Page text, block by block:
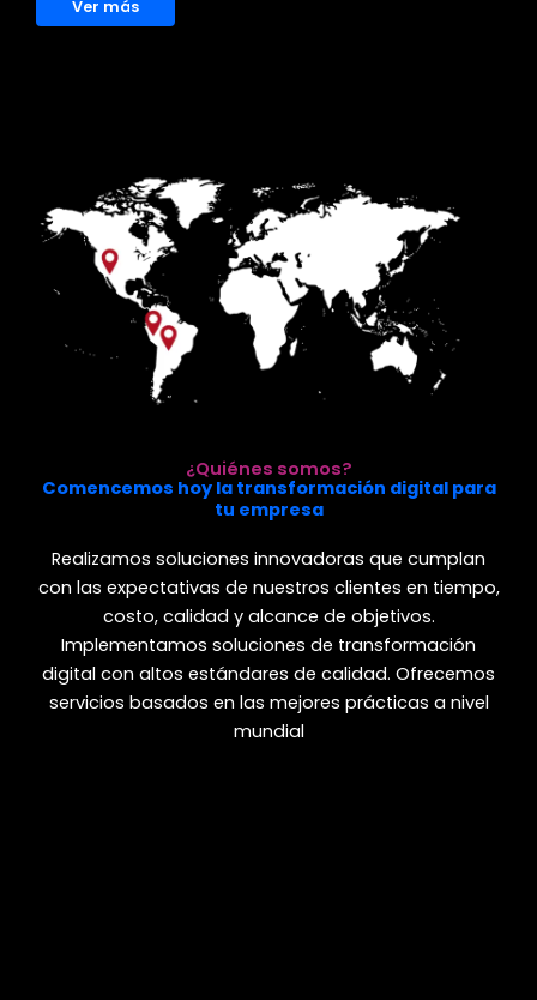
Ver más
¿Quiénes somos?
Comencemos hoy la transformación digital para
tu empresa
Realizamos soluciones innovadoras que cumplan
con las expectativas de nuestros clientes en tiempo,
costo, calidad y alcance de objetivos.
Implementamos soluciones de transformación
digital con altos estándares de calidad. Ofrecemos
servicios basados en las mejores prácticas a nivel
mundial